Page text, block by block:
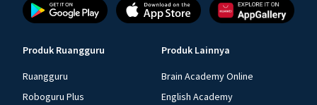
Produk Ruangguru
Ruangguru
Roboguru Plus
Produk Lainnya
Brain Academy Online
English Academy